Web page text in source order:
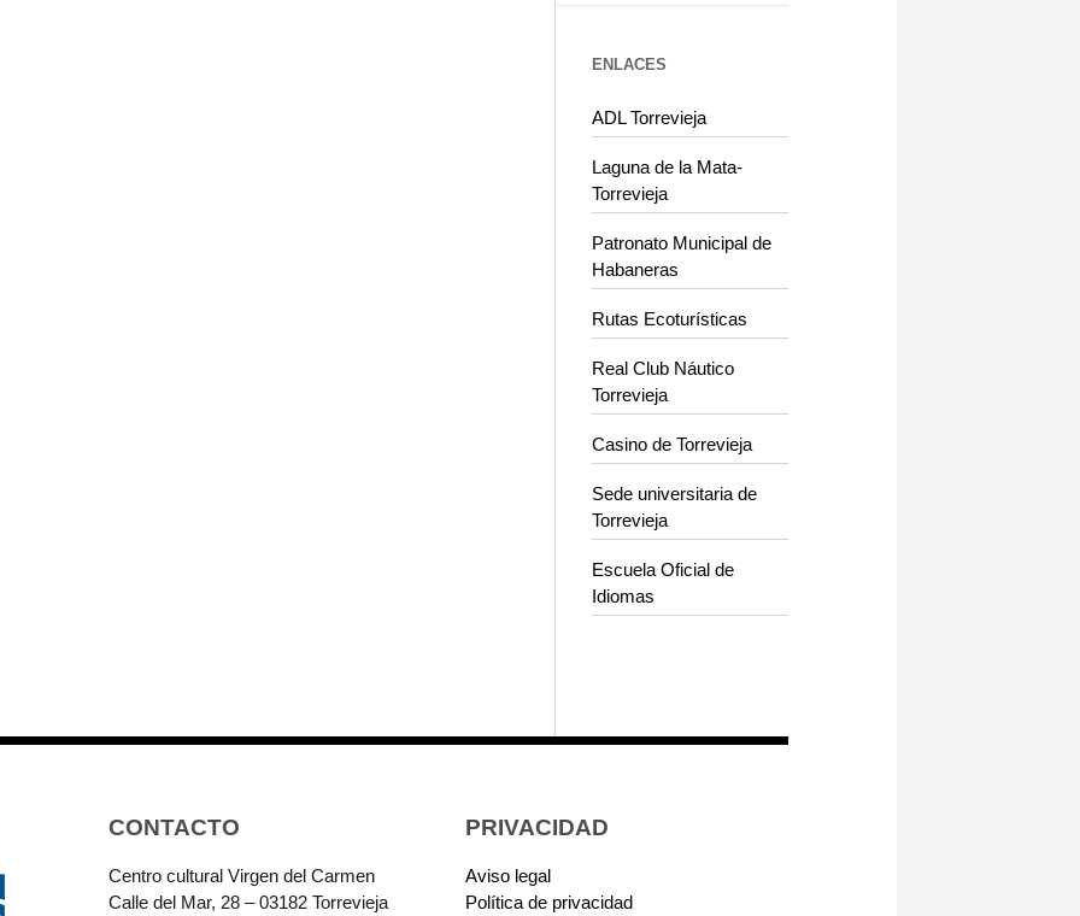
ENLACES
ADL Torrevieja
Laguna de la Mata-
Torrevieja
Patronato Municipal de
Habaneras
Rutas Ecoturísticas
Real Club Náutico
Torrevieja
Casino de Torrevieja
Sede universitaria de
Torrevieja
Escuela Oficial de
Idiomas
CONTACTO
Centro cultural Virgen del Carmen
Calle del Mar, 28 – 03182 Torrevieja
PRIVACIDAD
Aviso legal
Política de privacidad